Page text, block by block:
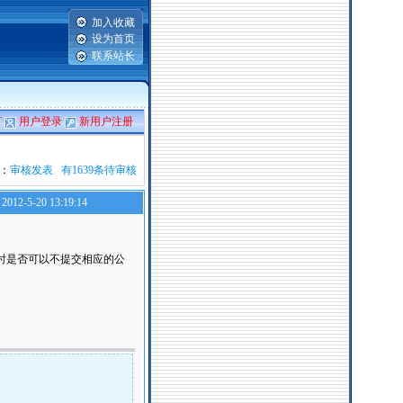
加入收藏
设为首页
联系站长
用户登录 新用户注册
审核发表 有1639条待审核
5-20 13:19:14
是否可以不提交相应的公